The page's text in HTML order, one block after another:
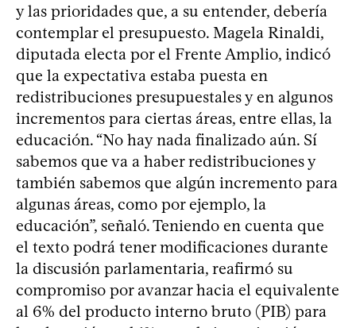
y las prioridades que, a su entender, debería
contemplar el presupuesto. Magela Rinaldi,
diputada electa por el Frente Amplio, indicó
que la expectativa estaba puesta en
redistribuciones presupuestales y en algunos
incrementos para ciertas áreas, entre ellas, la
educación. “No hay nada finalizado aún. Sí
sabemos que va a haber redistribuciones y
también sabemos que algún incremento para
algunas áreas, como por ejemplo, la
educación”, señaló. Teniendo en cuenta que
el texto podrá tener modificaciones durante
la discusión parlamentaria, reafirmó su
compromiso por avanzar hacia el equivalente
al 6% del producto interno bruto (PIB) para